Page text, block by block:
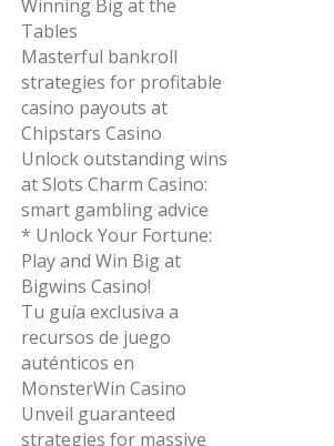
Winning Big at the
Tables
Masterful bankroll
strategies for profitable
casino payouts at
Chipstars Casino
Unlock outstanding wins
at Slots Charm Casino:
smart gambling advice
* Unlock Your Fortune:
Play and Win Big at
Bigwins Casino!
Tu guía exclusiva a
recursos de juego
auténticos en
MonsterWin Casino
Unveil guaranteed
strategies for massive